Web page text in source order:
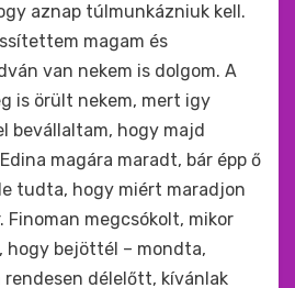
aznap túlmunkázniuk kell.
magam és
van nekem is dolgom. A
is örült nekem, mert igy
bevállaltam, hogy majd
magára maradt, bár épp ő
tudta, hogy miért maradjon
Finoman megcsókolt, mikor
bejöttél – mondta,
délelőtt, kívánlak